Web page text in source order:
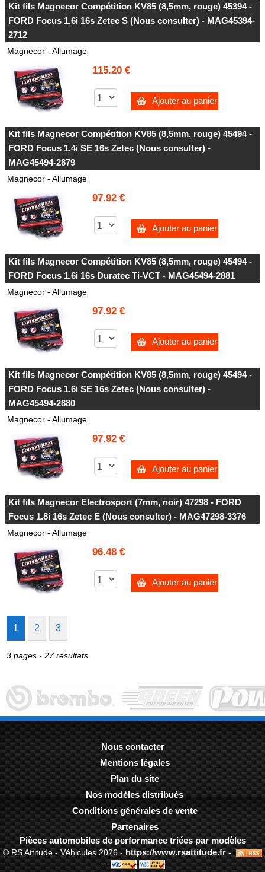
Kit fils Magnecor Compétition KV85 (8,5mm, rouge) 45394 -
FORD Focus 1.6i 16s Zetec S (Nous consulter) - MAG45394-
2712
Magnecor - Allumage
115.20 €
Ajouter au panier
Kit fils Magnecor Compétition KV85 (8,5mm, rouge) 45494 -
FORD Focus 1.4i SE 16s Zetec (Nous consulter) -
MAG45494-2879
Magnecor - Allumage
97.92 €
Ajouter au panier
Kit fils Magnecor Compétition KV85 (8,5mm, rouge) 45494 -
FORD Focus 1.6i 16s Duratec Ti-VCT - MAG45494-2881
Magnecor - Allumage
97.92 €
Ajouter au panier
Kit fils Magnecor Compétition KV85 (8,5mm, rouge) 45494 -
FORD Focus 1.6i SE 16s Zetec (Nous consulter) -
MAG45494-2880
Magnecor - Allumage
97.92 €
Ajouter au panier
Kit fils Magnecor Electrosport (7mm, noir) 47298 - FORD
Focus 1.8i 16s Zetec E (Nous consulter) - MAG47298-3376
Magnecor - Allumage
96.48 €
Ajouter au panier
1 2 3
3 pages - 27 résultats
Nous contacter
-Mentions légales
-Plan du site
-Nos modèles distribués
-Conditions générales de vente
-Partenaires
Pièces automobiles de performance triées par modèles
© RS Attitude - Véhicules 2026 -https://www.rsattitude.fr-
-